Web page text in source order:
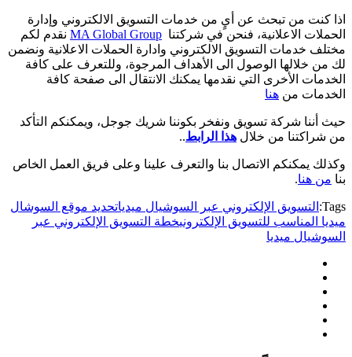
اذا كنت من تبحث عن أيٍ من خدمات التسويق الالكتروني وإدارة
الحملات الاعلانية، فنحن في شركتنا MA Global Group نقدم لكم
مختلف خدمات التسويق الالكتروني وادارة الحملات الاعلانية ونضمن
لك من خلالها الوصول الى الأهداف المرجوة، وللتعرف على كافة
الخدمات الأخرى التي نقدمها يمكنك الانتقال الى صفحة كافة
الخدمات من هنا
حيث أننا شركة تسويق ونفخر بكوننا شريك جوجل، ويمكنكم التأكد
من شراكتنا من خلال هذا الرابط..
وكذلك يمكنكم الاتصال بنا والتعرف علينا وعلى فريق العمل الخاص
بنا من هنا.
Tags: التسويق الإلكتروني عبر السوشيال ميدياتحديد موقع السوشال
ميديا المناسب للتسويق الإلكترونيخطة التسويق الإلكتروني عبر
السوشيال ميديا